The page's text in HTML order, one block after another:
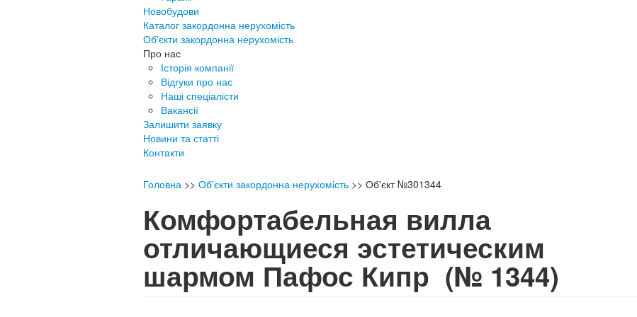
Новобудови
Каталог закордонна нерухомість
Об'єкти закордонна нерухомість
Про нас
Історія компанії
Відгуки про нас
Наші спеціалісти
Вакансії
Залишити заявку
Новини та статті
Контакти
Головна >> Об'єкти закордонна нерухомість >> Об'єкт №301344
Комфортабельная вилла
отличающиеся эстетическим
шармом Пафос Кипр (№ 1344)